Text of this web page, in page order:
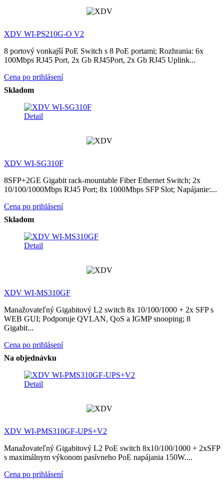
XDV WI-PS210G-O V2
8 portový vonkajší PoE Switch s 8 PoE portami; Rozhrania: 6x
100Mbps RJ45 Port, 2x Gb RJ45Port, 2x Gb RJ45 Uplink...
Cena po prihlásení
Skladom
Detail
XDV WI-SG310F
8SFP+2GE Gigabit rack-mountable Fiber Ethernet Switch; 2x
10/100/1000Mbps RJ45 Port; 8x 1000Mbps SFP Slot; Napájanie:...
Cena po prihlásení
Skladom
Detail
XDV WI-MS310GF
Manažovateľný Gigabitový L2 switch 8x 10/100/1000 + 2x SFP s
WEB GUI; Podporuje QVLAN, QoS a IGMP snooping; 8
Gigabit...
Cena po prihlásení
Na objednávku
Detail
XDV WI-PMS310GF-UPS+V2
Manažovateľný Gigabitový L2 PoE switch 8x10/100/1000 + 2xSFP
s maximálnym výkonom pasívneho PoE napájania 150W....
Cena po prihlásení